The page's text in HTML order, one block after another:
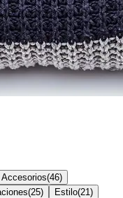
Accesorios(46)
(25) Estilo(21 )